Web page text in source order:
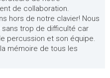
de collaboration.
hors de notre clavier! Nous
trop de difficulté car
percussion et son équipe.
mémoire de tous les